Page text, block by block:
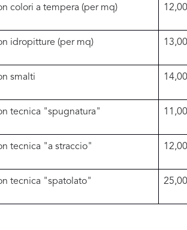
colori a tempera (per mq)
idropitture (per mq)
smalti
tecnica "spugnatura"
tecnica "a straccio"
tecnica "spatolato"